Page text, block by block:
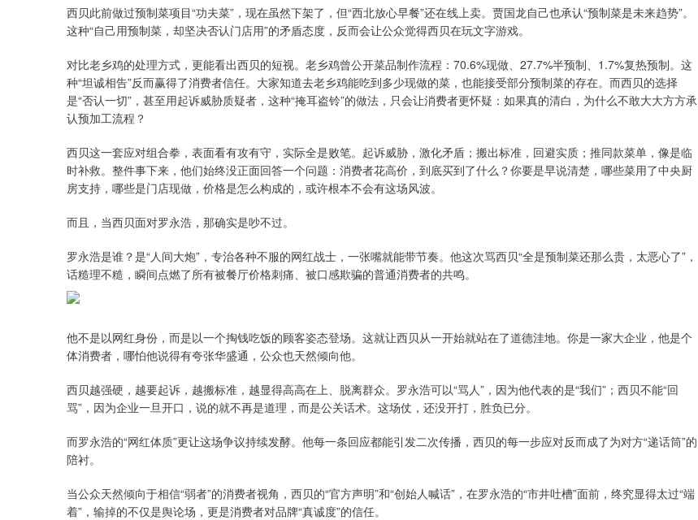
西贝此前做过预制菜项目“功夫菜”，现在虽然下架了，但“西北放心早餐”还在线上卖。贾国龙自己也承认“预制菜是未来趋势”。
这种“自己用预制菜，却坚决否认门店用”的矛盾态度，反而会让公众觉得西贝在玩文字游戏。
对比老乡鸡的处理方式，更能看出西贝的短视。老乡鸡曾公开菜品制作流程：70.6%现做、27.7%半预制、1.7%复热预制。这
种“坦诚相告”反而赢得了消费者信任。大家知道去老乡鸡能吃到多少现做的菜，也能接受部分预制菜的存在。而西贝的选择
是“否认一切”，甚至用起诉威胁质疑者，这种“掩耳盗铃”的做法，只会让消费者更怀疑：如果真的清白，为什么不敢大大方方承
认预加工流程？
西贝这一套应对组合拳，表面看有攻有守，实际全是败笔。起诉威胁，激化矛盾；搬出标准，回避实质；推同款菜单，像是临
时补救。整件事下来，他们始终没正面回答一个问题：消费者花高价，到底买到了什么？你要是早说清楚，哪些菜用了中央厨
房支持，哪些是门店现做，价格是怎么构成的，或许根本不会有这场风波。
而且，当西贝面对罗永浩，那确实是吵不过。
罗永浩是谁？是“人间大炮”，专治各种不服的网红战士，一张嘴就能带节奏。他这次骂西贝“全是预制菜还那么贵，太恶心了”，
话糙理不糙，瞬间点燃了所有被餐厅价格刺痛、被口感欺骗的普通消费者的共鸣。
他不是以网红身份，而是以一个掏钱吃饭的顾客姿态登场。这就让西贝从一开始就站在了道德洼地。你是一家大企业，他是个
体消费者，哪怕他说得有夸张华盛通，公众也天然倾向他。
西贝越强硬，越要起诉，越搬标准，越显得高高在上、脱离群众。罗永浩可以“骂人”，因为他代表的是“我们”；西贝不能“回
骂”，因为企业一旦开口，说的就不再是道理，而是公关话术。这场仗，还没开打，胜负已分。
而罗永浩的“网红体质”更让这场争议持续发酵。他每一条回应都能引发二次传播，西贝的每一步应对反而成了为对方“递话筒”的
陪衬。
当公众天然倾向于相信“弱者”的消费者视角，西贝的“官方声明”和“创始人喊话”，在罗永浩的“市井吐槽”面前，终究显得太过“端
着”，输掉的不仅是舆论场，更是消费者对品牌“真诚度”的信任。